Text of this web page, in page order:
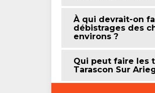
À qui devrait-on
débistrages des
environs ?
Qui peut faire les
Tarascon Sur